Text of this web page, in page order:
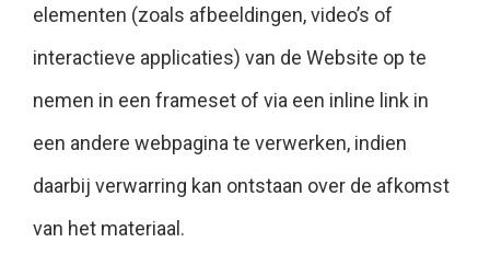
elementen (zoals afbeeldingen, video’s of
interactieve applicaties) van de Website op te
nemen in een frameset of via een inline link in
een andere webpagina te verwerken, indien
daarbij verwarring kan ontstaan over de afkomst
van het materiaal.